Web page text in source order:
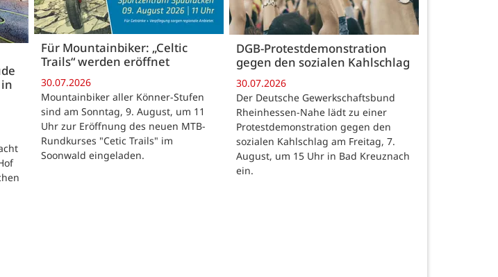
Für Mountainbiker: „Celtic
Trails“ werden eröffnet
30.07.2026
Mountainbiker aller Könner-Stufen
sind am Sonntag, 9. August, um 11
Uhr zur Eröffnung des neuen MTB-
Rundkurses "Cetic Trails" im
Soonwald eingeladen.
DGB-Protestdemonstration
gegen den sozialen Kahlschlag
30.07.2026
Der Deutsche Gewerkschaftsbund
Rheinhessen-Nahe lädt zu einer
Protestdemonstration gegen den
sozialen Kahlschlag am Freitag, 7.
August, um 15 Uhr in Bad Kreuznach
ein.